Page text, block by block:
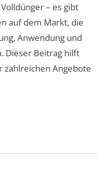
– es gibt
auf dem Markt, die
Anwendung und
Dieser Beitrag hilft
zahlreichen Angebote